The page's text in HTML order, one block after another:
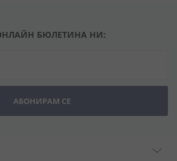
БЮЛЕТИНА НИ:
АБОНИРАМ СЕ